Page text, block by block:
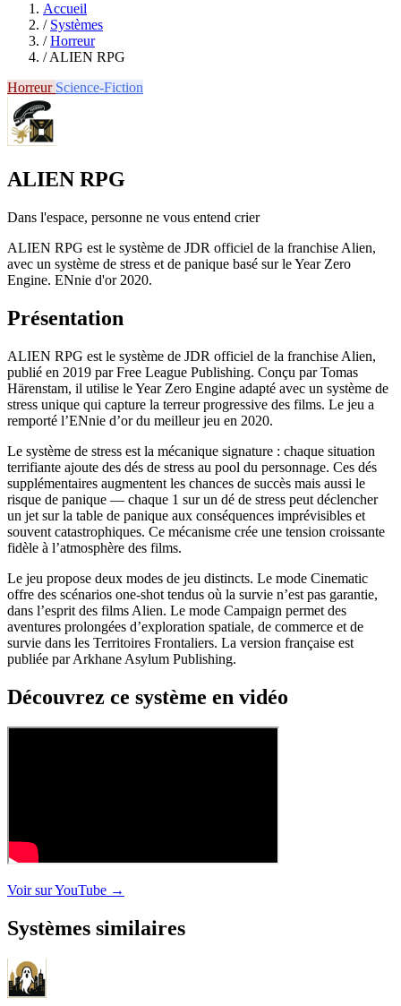
Accueil
/ Systèmes
/ Horreur
/ ALIEN RPG
Horreur Science-Fiction
ALIEN RPG
Dans l'espace, personne ne vous entend crier
ALIEN RPG est le système de JDR officiel de la franchise Alien,
avec un système de stress et de panique basé sur le Year Zero
Engine. ENnie d'or 2020.
Présentation
ALIEN RPG est le système de JDR officiel de la franchise Alien,
publié en 2019 par Free League Publishing. Conçu par Tomas
Härenstam, il utilise le Year Zero Engine adapté avec un système de
stress unique qui capture la terreur progressive des films. Le jeu a
remporté l’ENnie d’or du meilleur jeu en 2020.
Le système de stress est la mécanique signature : chaque situation
terrifiante ajoute des dés de stress au pool du personnage. Ces dés
supplémentaires augmentent les chances de succès mais aussi le
risque de panique — chaque 1 sur un dé de stress peut déclencher
un jet sur la table de panique aux conséquences imprévisibles et
souvent catastrophiques. Ce mécanisme crée une tension croissante
fidèle à l’atmosphère des films.
Le jeu propose deux modes de jeu distincts. Le mode Cinematic
offre des scénarios one-shot tendus où la survie n’est pas garantie,
dans l’esprit des films Alien. Le mode Campaign permet des
aventures prolongées d’exploration spatiale, de commerce et de
survie dans les Territoires Frontaliers. La version française est
publiée par Arkhane Asylum Publishing.
Découvrez ce système en vidéo
Voir sur YouTube →
Systèmes similaires